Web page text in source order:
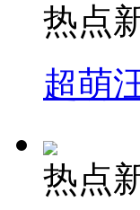
热点
超萌
热点